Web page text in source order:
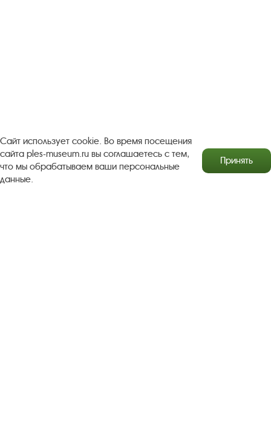
Антикоррупционная деятельность
Сайт использует cookie. Во время посещения
сайта ples-museum.ru вы соглашаетесь с тем,
что мы обрабатываем ваши персональные
данные.
Принять